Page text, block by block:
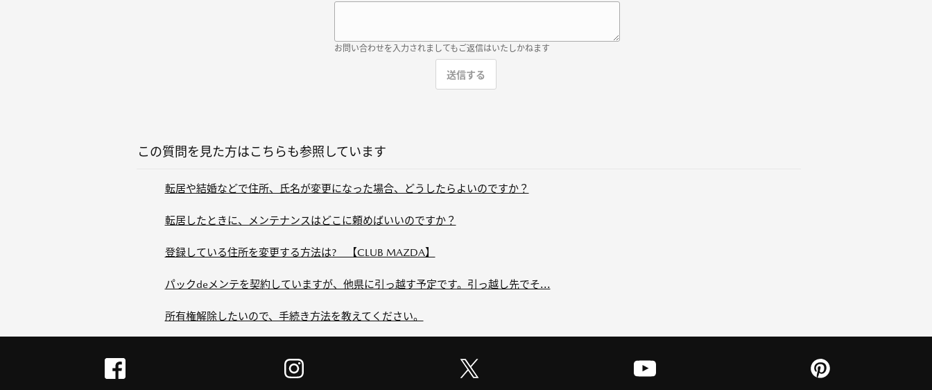
お問い合わせを入力されましてもご返信はいたしかねます
この質問を見た方はこちらも参照しています
転居や結婚などで住所、氏名が変更になった場合、どうしたらよいのですか？
転居したときに、メンテナンスはどこに頼めばいいのですか？
登録している住所を変更する方法は? 【CLUB MAZDA】
パックdeメンテを契約していますが、他県に引っ越す予定です。引っ越し先でそ...
所有権解除したいので、手続き方法を教えてください。